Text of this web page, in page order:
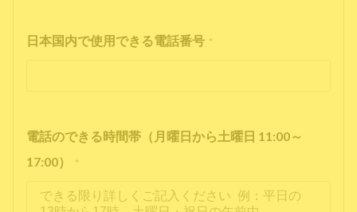
日本国内で使用できる電話番号 *
電話のできる時間帯（月曜日から土曜日 11:00～
17:00）
*